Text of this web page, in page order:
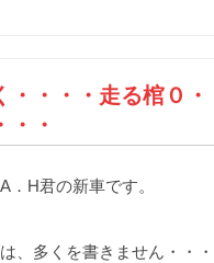
・・・・走る棺０
・・
．H君の新車です。
、多くを書きません・・・